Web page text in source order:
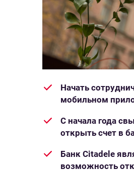
Начать
мобильном
С начала года
открыть счет в
Банк Citadele
возможность